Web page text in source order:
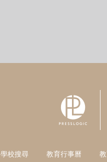
學校搜尋 教育行事曆